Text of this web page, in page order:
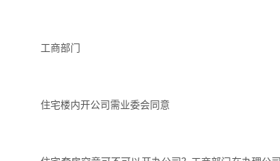
工商部门
住宅楼内开公司需业委会同意